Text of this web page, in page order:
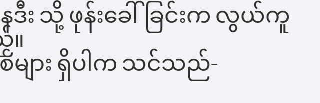
နဒီး သို့ ဖုန်းခေါ်ခြင်းက လွယ်ကူ
။
များ ရှိပါက သင်သည်-